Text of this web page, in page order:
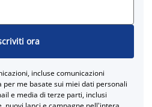
ora
incluse comunicazioni
per me basate sui miei dati personali
e media di terze parti, inclusi